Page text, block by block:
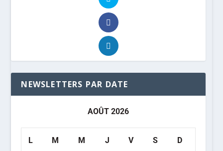
NEWSLETTERS PAR DATE
AOÛT 2026
L M M J V S D